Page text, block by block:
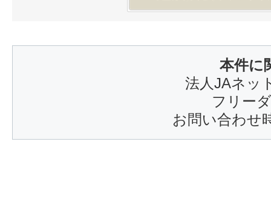
本件に
法人JAネッ
フリー
お問い合わせ